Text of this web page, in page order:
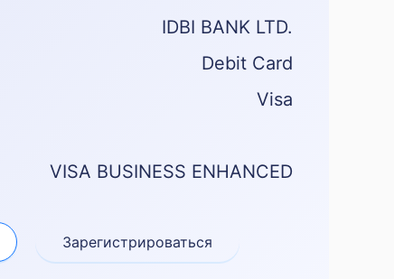
IDBI BANK LTD.
Debit Card
Visa
VISA BUSINESS ENHANCED
Зарегистрироваться